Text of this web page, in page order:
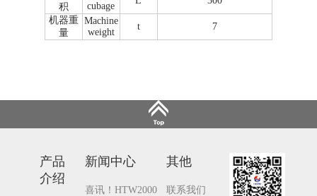
积
cubage
机器重
量
Machine
weight
t 7
产品
介绍
新闻中心
喜讯！HTW2000
其他
联系我们